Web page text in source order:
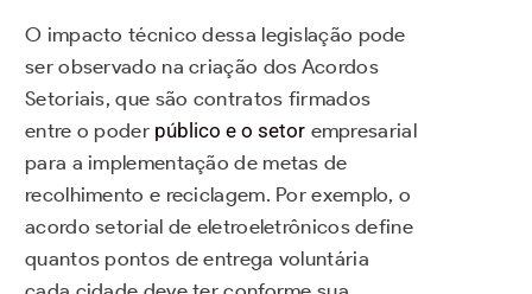
O impacto técnico dessa legislação pode
ser observado na criação dos Acordos
Setoriais, que são contratos firmados
entre o poder público e o setor empresarial
para a implementação de metas de
recolhimento e reciclagem. Por exemplo, o
acordo setorial de eletroeletrônicos define
quantos pontos de entrega voluntária